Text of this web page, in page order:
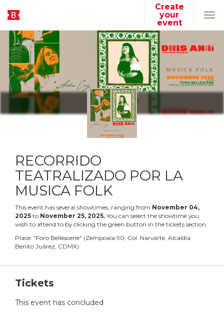
Create
your
event
RECORRIDO
TEATRALIZADO POR LA
MUSICA FOLK
This event has several showtimes, ranging from November 04,
2025 to November 25, 2025. You can select the showtime you
wish to attend to by clicking the green button in the tickets section.
Place: "Foro Bellescene" (Zempoala 90, Col. Narvarte, Alcaldía
Benito Juárez, CDMX)
Tickets
This event has concluded